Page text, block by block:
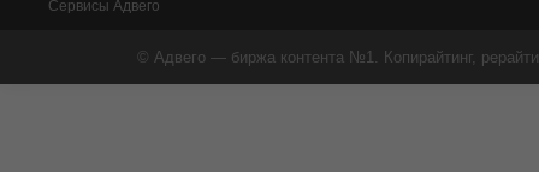
Сервисы Адвего
© Адвего — биржа контента №1. Копирайтинг,